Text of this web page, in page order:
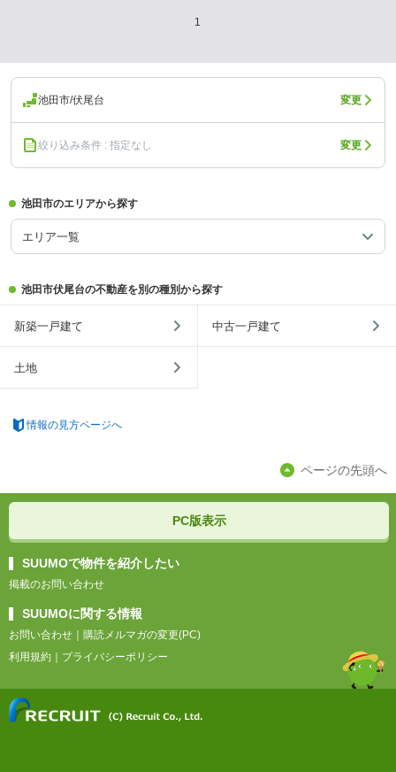
1
池田市/伏尾台 変更
絞り込み条件 : 指定なし 変更
池田市のエリアから探す
エリア一覧
池田市伏尾台の不動産を別の種別から探す
新築一戸建て 中古一戸建て
土地
情報の見方ページへ
ページの先頭へ
PC版表示
SUUMOで物件を紹介したい
掲載のお問い合わせ
SUUMOに関する情報
お問い合わせ
購読メルマガの変更(PC)
利用規約
プライバシーポリシー